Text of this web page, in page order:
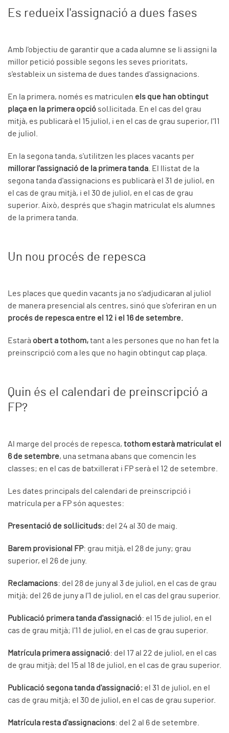
Es redueix l'assignació a dues fases
Amb l'objectiu de garantir que a cada alumne se li assigni la
millor petició possible segons les seves prioritats,
s'estableix un sistema de dues tandes d'assignacions.
En la primera, només es matriculen els que han obtingut
plaça en la primera opció sol·licitada. En el cas del grau
mitjà, es publicarà el 15 juliol, i en el cas de grau superior, l'11
de juliol.
En la segona tanda, s'utilitzen les places vacants per
millorar l'assignació de la primera tanda . El llistat de la
segona tanda d'assignacions es publicarà el 31 de juliol, en
el cas de grau mitjà, i el 30 de juliol, en el cas de grau
superior. Això, després que s'hagin matriculat els alumnes
de la primera tanda.
Un nou procés de repesca
Les places que quedin vacants ja no s'adjudicaran al juliol
de manera presencial als centres, sinó que s'oferiran en un
procés de repesca entre el 12 i el 16 de setembre.
Estarà obert a tothom,tant a les persones que no han fet la
preinscripció com a les que no hagin obtingut cap plaça.
Quin és el calendari de preinscripció a
FP?
Al marge del procés de repesca, tothom estarà matriculat el
6 de setembre, una setmana abans que comencin les
classes; en el cas de batxillerat i FP serà el 12 de setembre.
Les dates principals del calendari de preinscripció i
matrícula per a FP són aquestes:
Presentació de sol·licituds: del 24 al 30 de maig.
Barem provisional FP: grau mitjà, el 28 de juny; grau
superior, el 26 de juny.
Reclamacions: del 28 de juny al 3 de juliol, en el cas de grau
mitjà; del 26 de juny a l'1 de juliol, en el cas del grau superior.
Publicació primera tanda d'assignació: el 15 de juliol, en el
cas de grau mitjà; l'11 de juliol, en el cas de grau superior.
Matrícula primera assignació: del 17 al 22 de juliol, en el cas
de grau mitjà; del 15 al 18 de juliol, en el cas de grau superior.
Publicació segona tanda d'assignació: el 31 de juliol, en el
cas de grau mitjà; el 30 de juliol, en el cas de grau superior.
Matrícula resta d'assignacions: del 2 al 6 de setembre.